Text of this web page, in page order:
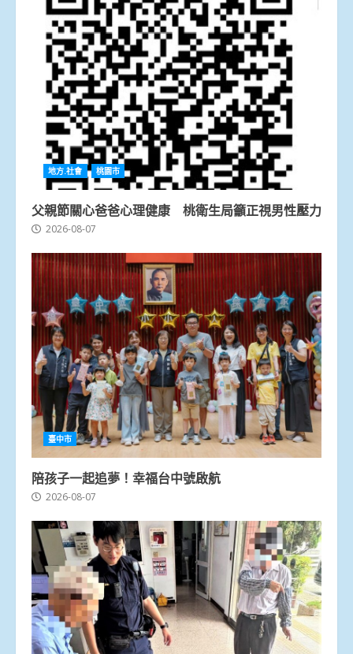
地方.社會 桃園市
父親節關心爸爸心理健康 桃衛生局籲正視男性壓力
2026-08-07
臺中市
陪孩子一起追夢！幸福台中號啟航
2026-08-07